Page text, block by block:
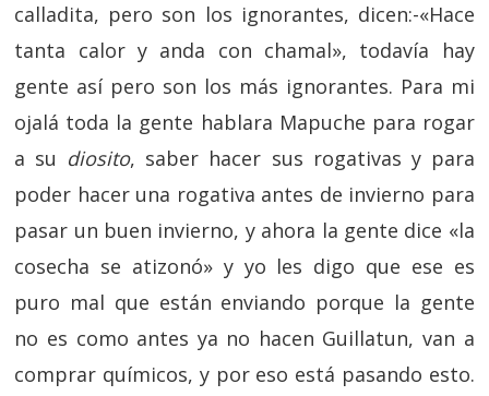
calladita, pero son los ignorantes, dicen:-«Hace
tanta calor y anda con chamal», todavía hay
gente así pero son los más ignorantes. Para mi
ojalá toda la gente hablara Mapuche para rogar
a su diosito, saber hacer sus rogativas y para
poder hacer una rogativa antes de invierno para
pasar un buen invierno, y ahora la gente dice «la
cosecha se atizonó» y yo les digo que ese es
puro mal que están enviando porque la gente
no es como antes ya no hacen Guillatun, van a
comprar químicos, y por eso está pasando esto.